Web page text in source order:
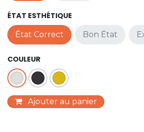
ÉTAT ESTHÉTIQUE
État Correct Bon État
COULEUR
Ajouter au panier